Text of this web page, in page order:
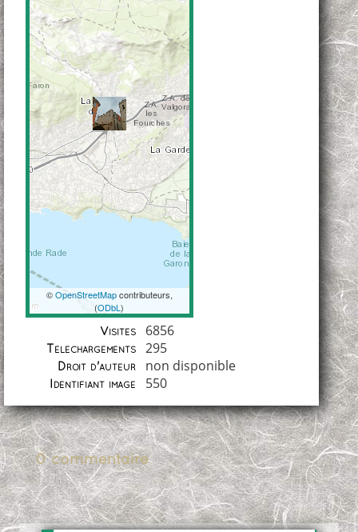
Coordonnées
©OpenStreetMapcontributeurs,
(ODbL)
Visites 6856
Téléchargements 295
Droit d'auteur non disponible
Identifiant image 550
0 commentaire